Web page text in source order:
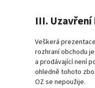
III.
Veškerá
rozhraní obchodu
a prodávající není
ohledně tohoto
OZ se nepoužije.